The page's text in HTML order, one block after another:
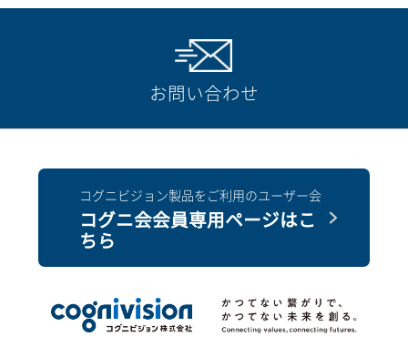
【費用】〔非課税〕項目の入力方法を教
見積を分類し探しやすくしたい
写真(画像)を、見積書に取り込む方法を教
えてください。
ワークシート画面の部品図を印刷する方
法を教えてください
過しました。」が表示される
画像をアップロードしようとしても準備
処理中のまま進まない。
フォトベースが利用できない
定が無いため処理が実行できません。]と
表示される
お問い合わせ
コグニビジョン製品をご利用のユーザー会
コグニ会会員専用ページはこ
ちら